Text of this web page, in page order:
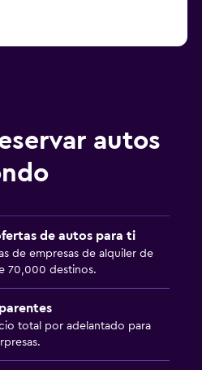
autos
de autos para ti
de empresas de alquiler de
70,000 destinos.
total por adelantado para